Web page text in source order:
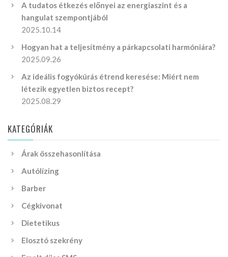
A tudatos étkezés előnyei az energiaszint és a
hangulat szempontjából
2025.10.14
Hogyan hat a teljesítmény a párkapcsolati harmóniára?
2025.09.26
Az ideális fogyókúrás étrend keresése: Miért nem
létezik egyetlen biztos recept?
2025.08.29
KATEGÓRIÁK
Árak összehasonlítása
Autólízing
Barber
Cégkivonat
Dietetikus
Elosztó szekrény